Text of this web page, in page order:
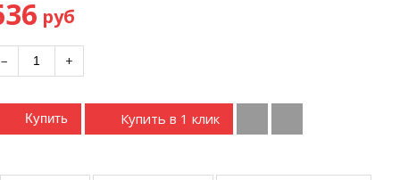
руб
− +
Купить Купить в 1 клик